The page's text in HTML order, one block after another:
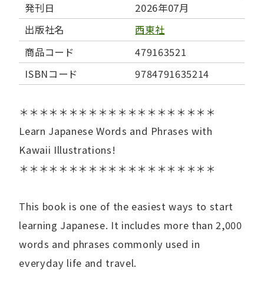
発刊日
2026年07月
出版社名
西東社
商品コード
479163521
ISBNコード
9784791635214
＊＊＊＊＊＊＊＊＊＊＊＊＊＊＊＊＊＊＊＊
Learn Japanese Words and Phrases with
Kawaii Illustrations!
＊＊＊＊＊＊＊＊＊＊＊＊＊＊＊＊＊＊＊＊
This book is one of the easiest ways to start
learning Japanese. It includes more than 2,000
words and phrases commonly used in
everyday life and travel.